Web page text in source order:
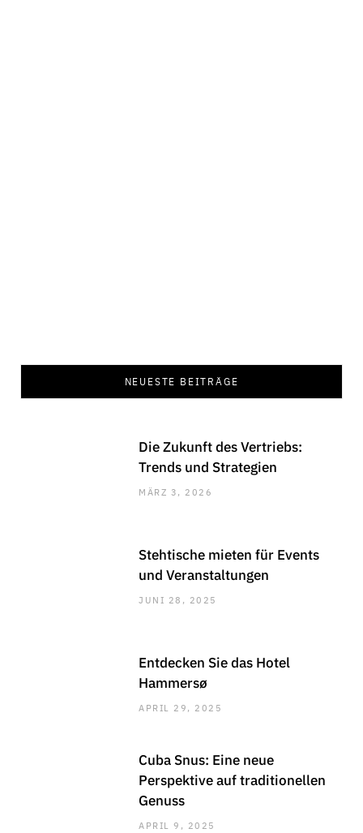
NEUESTE BEITRÄGE
Die Zukunft des Vertriebs:
Trends und Strategien
MÄRZ 3, 2026
Stehtische mieten für Events
und Veranstaltungen
JUNI 28, 2025
Entdecken Sie das Hotel
Hammersø
APRIL 29, 2025
Cuba Snus: Eine neue
Perspektive auf traditionellen
Genuss
APRIL 9, 2025